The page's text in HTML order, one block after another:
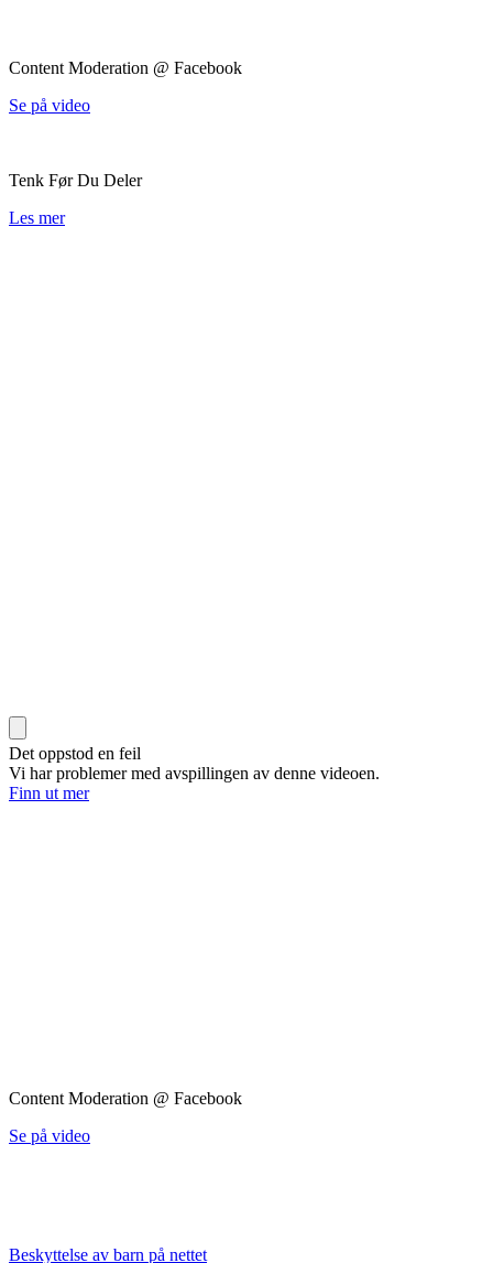
Content Moderation @ Facebook
Se på video
Tenk Før Du Deler
Les mer
Det oppstod en feil
Vi har problemer med avspillingen av denne videoen.
Finn ut mer
Content Moderation @ Facebook
Se på video
Beskyttelse av barn på nettet